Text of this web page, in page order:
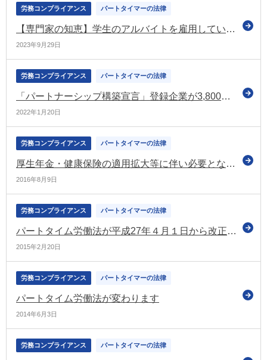
労務コンプライアンス パートタイマーの法律
【専門家の知恵】学生のアルバイトを雇用しているあなた！労働条件の確認はできていますか？
2023年9月29日
労務コンプライアンス パートタイマーの法律
「パートナーシップ構築宣言」登録企業が3,800社を突破 政府目標の倍近くに（日本商工会議所）
2022年1月20日
労務コンプライアンス パートタイマーの法律
厚生年金・健康保険の適用拡大等に伴い必要となる企業での対応
2016年8月9日
労務コンプライアンス パートタイマーの法律
パートタイム労働法が平成27年４月１日から改正されます
2015年2月20日
労務コンプライアンス パートタイマーの法律
パートタイム労働法が変わります
2014年6月3日
労務コンプライアンス パートタイマーの法律